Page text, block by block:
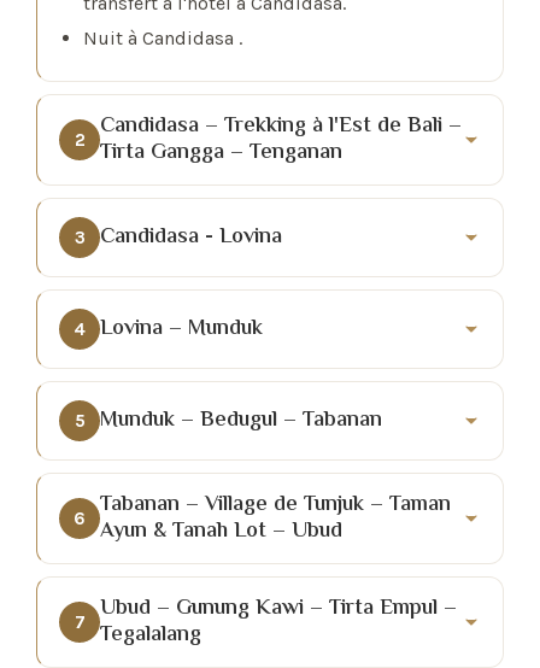
Nuit à Candidasa .
2 Candidasa – Trekking à l'Est de Bali –
Tirta Gangga – Tenganan
3 Candidasa - Lovina
4 Lovina – Munduk
5 Munduk – Bedugul – Tabanan
6 Tabanan – Village de Tunjuk – Taman
Ayun & Tanah Lot – Ubud
7 Ubud – Gunung Kawi – Tirta Empul –
Tegalalang